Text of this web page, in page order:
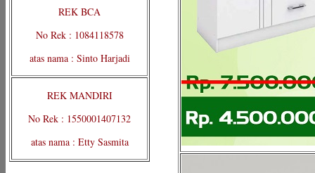
REK BCA
No Rek : 1084118578
atas nama : Sinto Harjadi
REK MANDIRI
No Rek : 1550001407132
atas nama : Etty Sasmita